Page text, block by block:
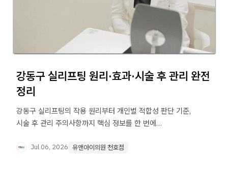
강동구 실리프팅 원리·효과·시술 후 관리 완전
정리
강동구 실리프팅의 작용 원리부터 개인별 적합성 판단 기준,
시술 후 관리 주의사항까지 핵심 정보를 한 번에
Jul 06, 2026 유앤아이의원 천호점